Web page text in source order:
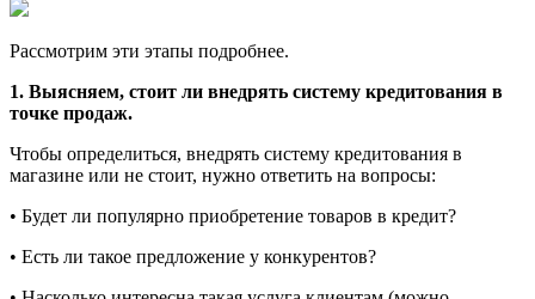
Рассмотрим эти этапы подробнее.
1. Выясняем, стоит ли внедрять систему кредитования в
точке продаж.
Чтобы определиться, внедрять систему кредитования в
магазине или не стоит, нужно ответить на вопросы:
• Будет ли популярно приобретение товаров в кредит?
• Есть ли такое предложение у конкурентов?